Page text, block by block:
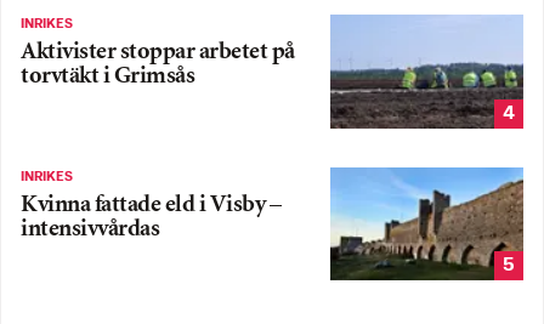
INRIKES
Aktivister stoppar arbetet på
torvtäkt i Grimsås
4
INRIKES
Kvinna fattade eld i Visby –
intensivvårdas
5